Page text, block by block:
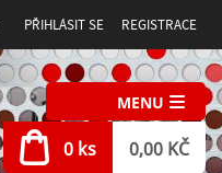
PŘIHLÁSIT SE REGISTRACE
MENU
0 ks 0,00 KČ